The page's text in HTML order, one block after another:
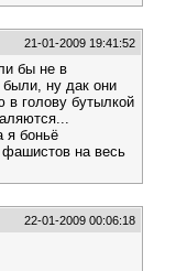
21-01-2009 19:41:52
бы не в
ну дак они
в голову бутылкой
я боньё
на весь
22-01-2009 00:06:18